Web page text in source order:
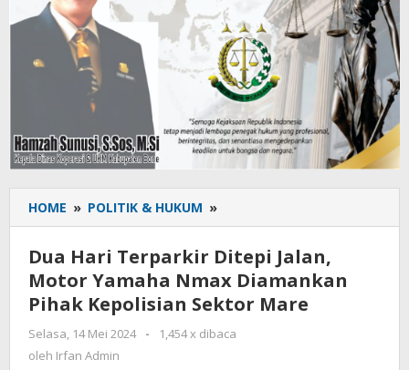
HOME » POLITIK & HUKUM »
Hari
Terparkir
Ditepi
Jalan,
Motor
Nmax
Dua Hari Terparkir Ditepi Jalan,
Motor Yamaha Nmax Diamankan
Pihak Kepolisian Sektor Mare
Selasa, 14 Mei 2024
oleh
-
1,454 x dibaca
oleh Irfan Admin